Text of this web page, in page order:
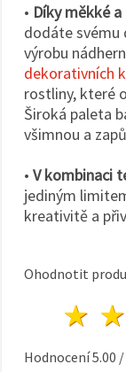
• Díky měkké
dodáte svému
výrobu
dekorativních
rostliny, které
Široká paleta
všimnou a
• V kombinaci
jediným
kreativitě a
Ohodnotit
1
Hodnocení5.00 /